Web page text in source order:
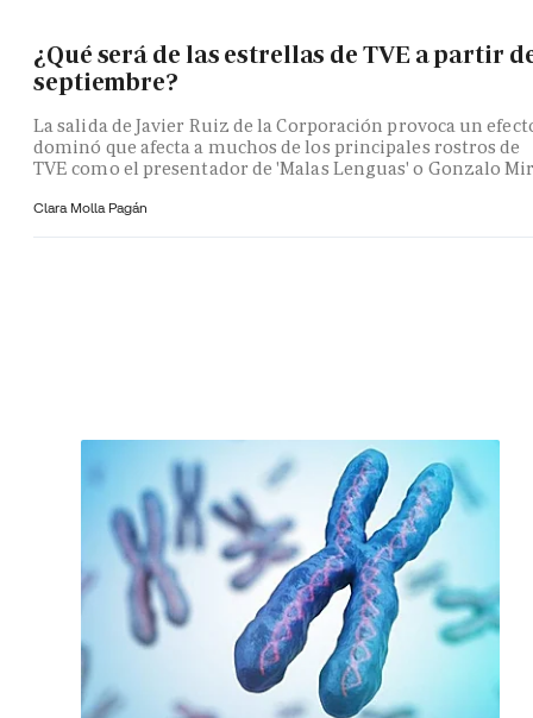
¿Qué será de las estrellas de TVE a partir
septiembre?
La salida de Javier Ruiz de la Corporación provoca un
dominó que afecta a muchos de los principales rostros de
TVE como el presentador de 'Malas Lenguas' o Gonzalo
Clara Molla Pagán